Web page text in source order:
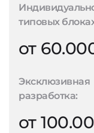
типовых
от
Эксклюзивная
разработка:
от